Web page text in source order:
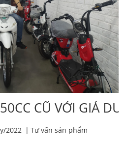
CŨ VỚI GIÁ
2022 | Tư vấn sản phẩm